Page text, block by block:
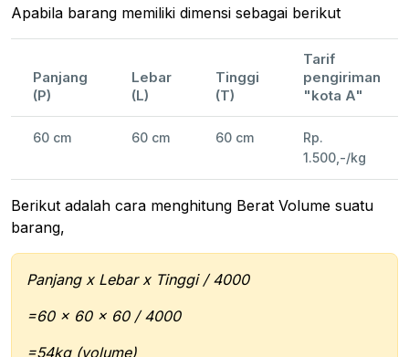
Apabila barang memiliki dimensi sebagai berikut
Panjang
(P)
Lebar
(L)
Tinggi
(T)
Tarif
pengiriman
"kota A"
60 cm 60 cm 60 cm
Rp.
1.500,-/kg
Berikut adalah cara menghitung Berat Volume suatu
barang,
Panjang x Lebar x Tinggi / 4000
=60 x 60 x 60 / 4000
=54kg (volume)